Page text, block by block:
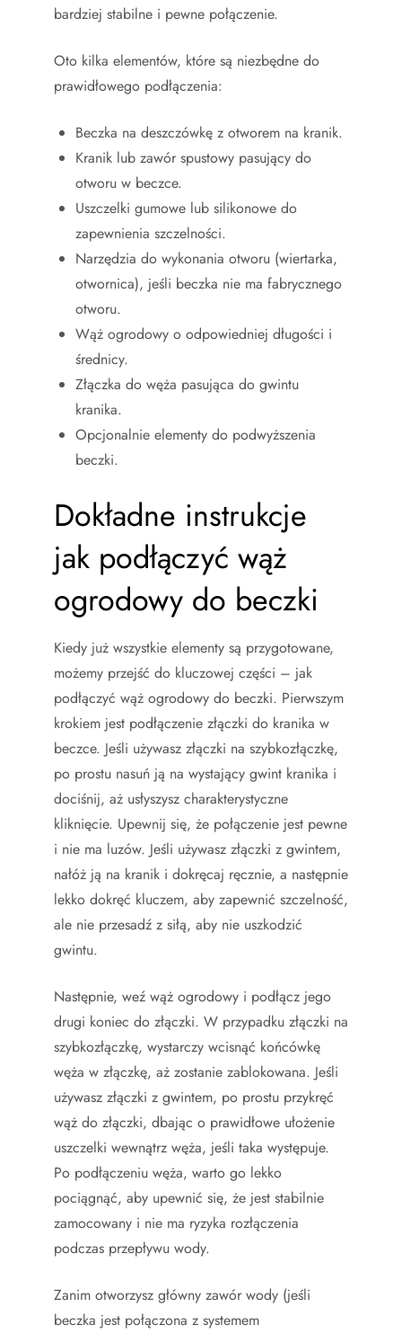
bardziej stabilne i pewne połączenie.
Oto kilka elementów, które są niezbędne do
prawidłowego podłączenia:
Beczka na deszczówkę z otworem na kranik.
Kranik lub zawór spustowy pasujący do
otworu w beczce.
Uszczelki gumowe lub silikonowe do
zapewnienia szczelności.
Narzędzia do wykonania otworu (wiertarka,
otwornica), jeśli beczka nie ma fabrycznego
otworu.
Wąż ogrodowy o odpowiedniej długości i
średnicy.
Złączka do węża pasująca do gwintu
kranika.
Opcjonalnie elementy do podwyższenia
beczki.
Dokładne instrukcje
jak podłączyć wąż
ogrodowy do beczki
Kiedy już wszystkie elementy są przygotowane,
możemy przejść do kluczowej części – jak
podłączyć wąż ogrodowy do beczki. Pierwszym
krokiem jest podłączenie złączki do kranika w
beczce. Jeśli używasz złączki na szybkozłączkę,
po prostu nasuń ją na wystający gwint kranika i
dociśnij, aż usłyszysz charakterystyczne
kliknięcie. Upewnij się, że połączenie jest pewne
i nie ma luzów. Jeśli używasz złączki z gwintem,
nałóż ją na kranik i dokręcaj ręcznie, a następnie
lekko dokręć kluczem, aby zapewnić szczelność,
ale nie przesadź z siłą, aby nie uszkodzić
gwintu.
Następnie, weź wąż ogrodowy i podłącz jego
drugi koniec do złączki. W przypadku złączki na
szybkozłączkę, wystarczy wcisnąć końcówkę
węża w złączkę, aż zostanie zablokowana. Jeśli
używasz złączki z gwintem, po prostu przykręć
wąż do złączki, dbając o prawidłowe ułożenie
uszczelki wewnątrz węża, jeśli taka występuje.
Po podłączeniu węża, warto go lekko
pociągnąć, aby upewnić się, że jest stabilnie
zamocowany i nie ma ryzyka rozłączenia
podczas przepływu wody.
Zanim otworzysz główny zawór wody (jeśli
beczka jest połączona z systemem